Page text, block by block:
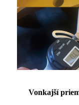
Vonkajší